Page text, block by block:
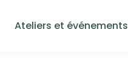
Ateliers et événements